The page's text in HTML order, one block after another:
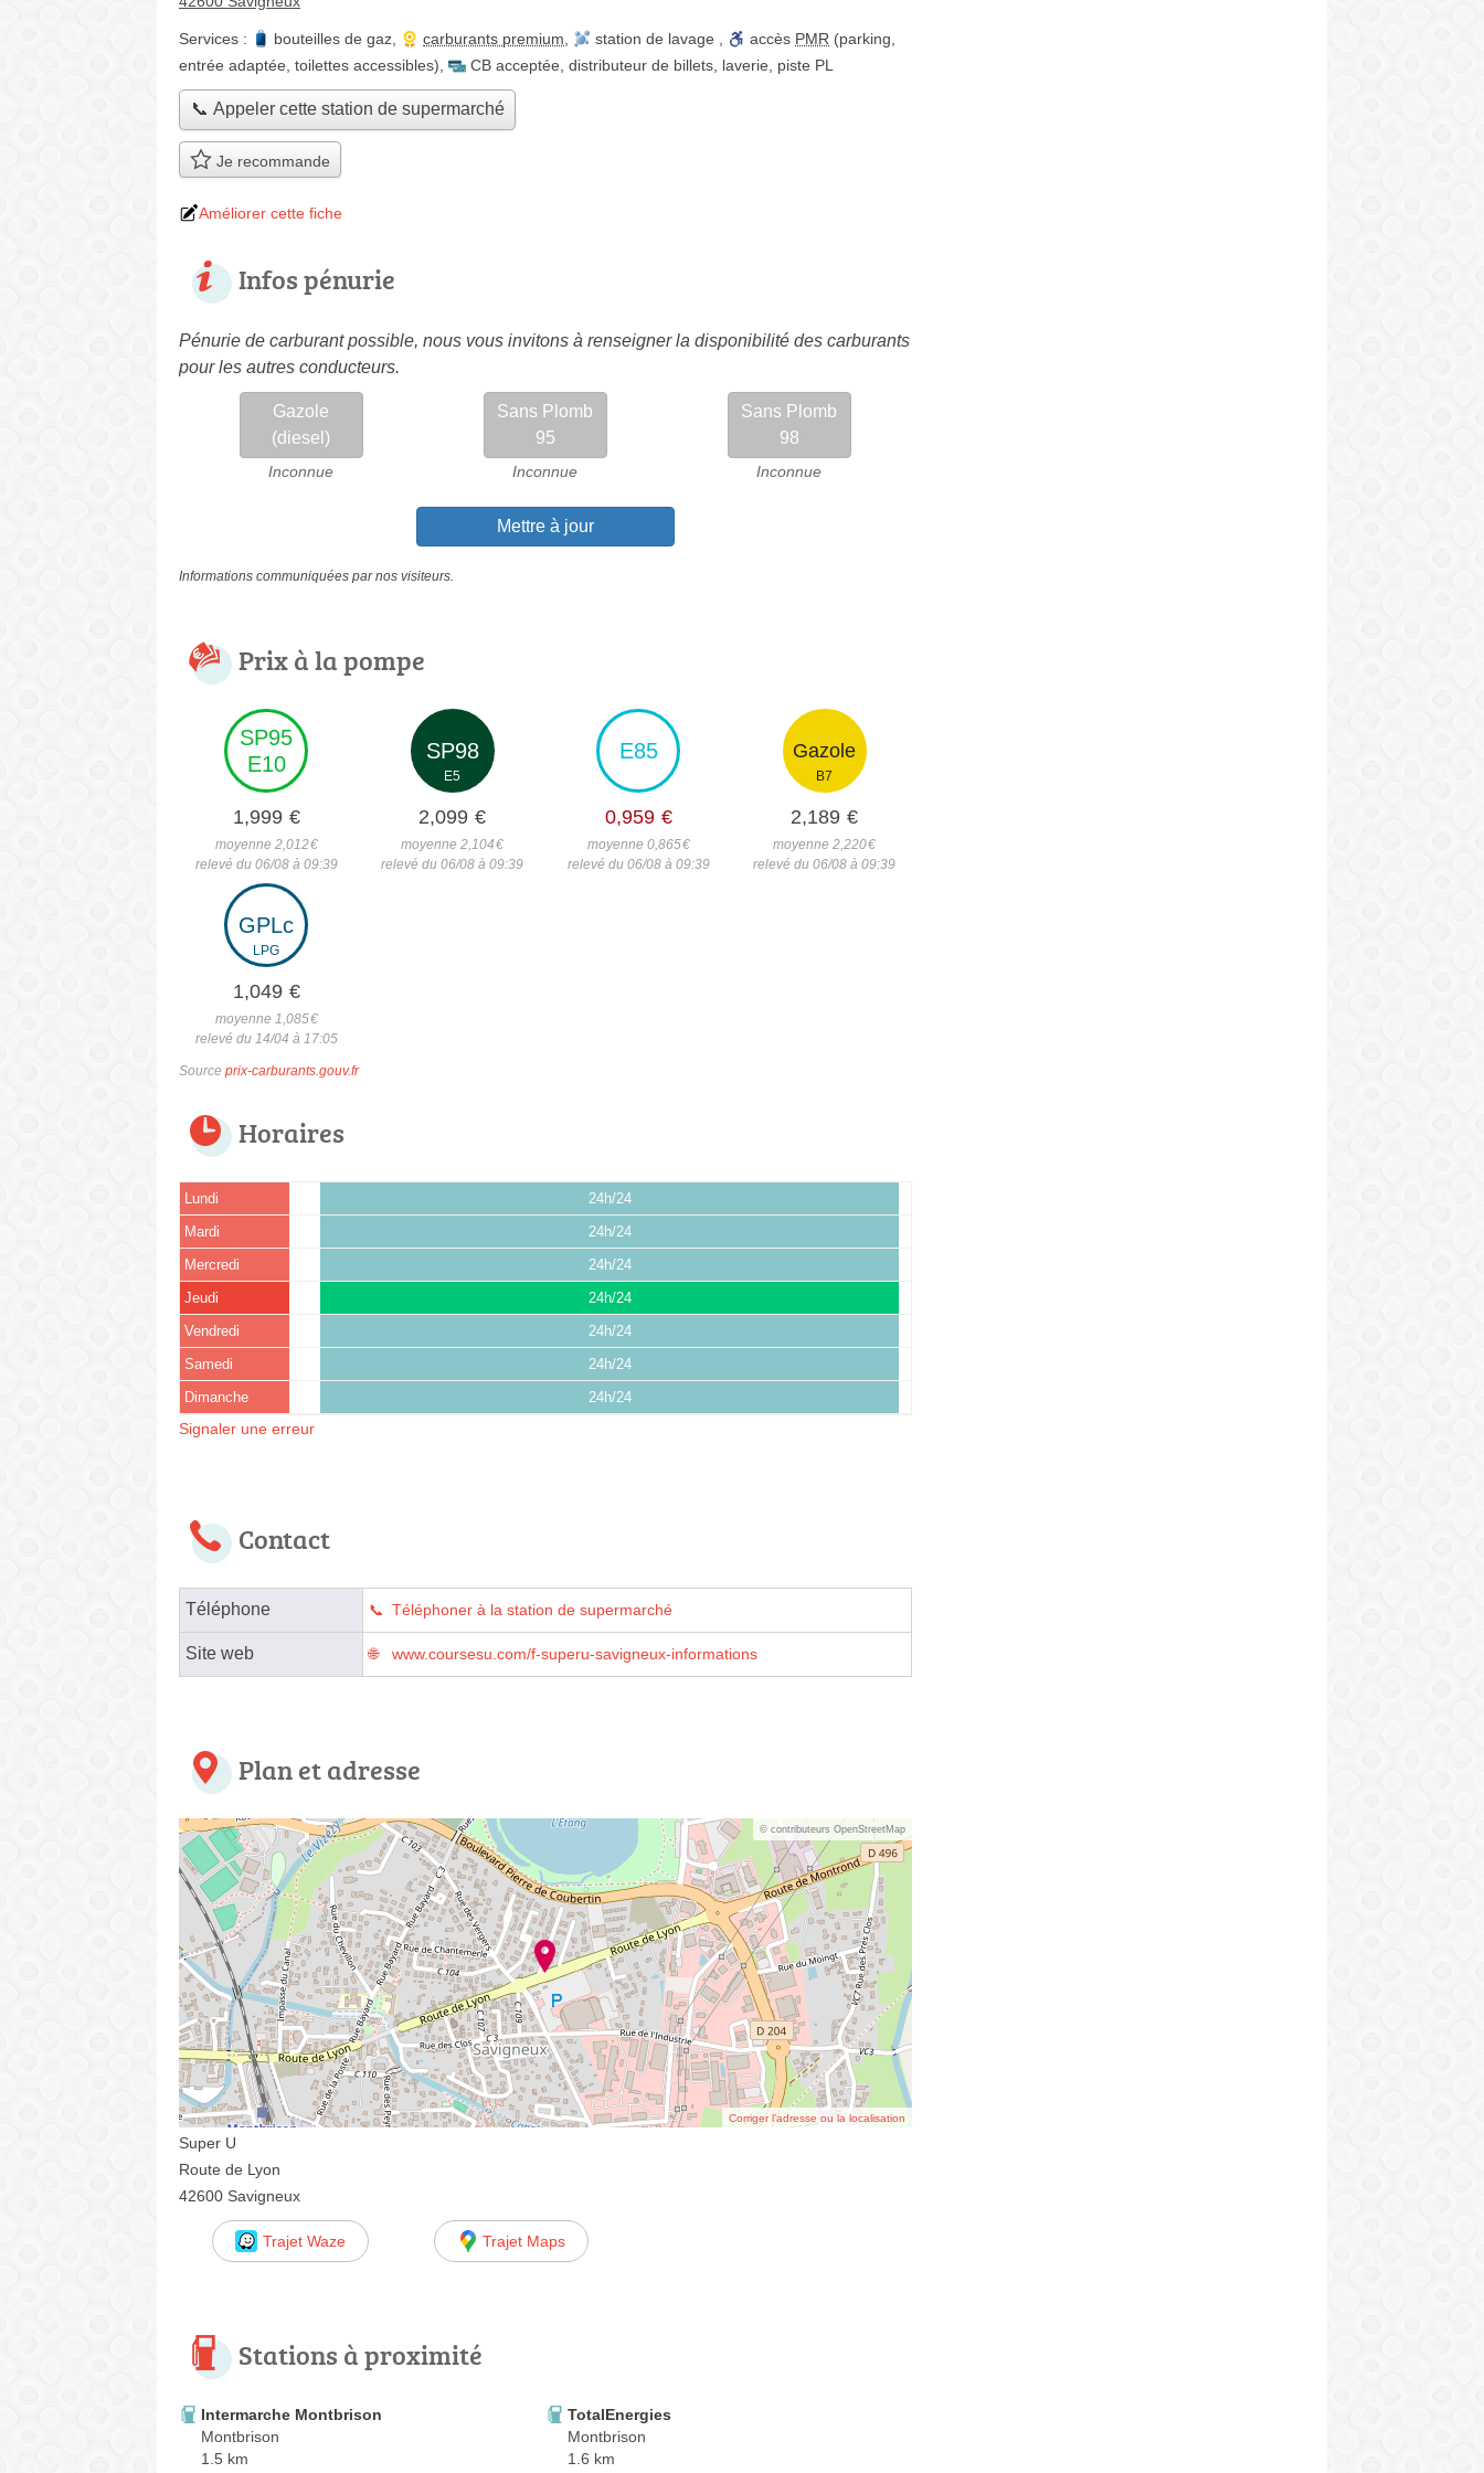
Services : bouteilles de gaz carburants premium station de lavage accès PMR (parking,
entrée adaptée, toilettes accessibles)
CB acceptée distributeur de billets laverie piste PL
📞 Appeler cette station de supermarché
Je recommande
Améliorer cette fiche
Infos pénurie
Pénurie de carburant possible, nous vous invitons à renseigner la disponibilité des carburants
pour les autres conducteurs.
Gazole
(diesel)
Inconnue
Sans Plomb
95
Inconnue
Sans Plomb
98
Inconnue
Mettre à jour
Informations communiquées par nos visiteurs.
Prix à la pompe
SP95
E10
1,999 €
moyenne 2,012€
relevé du 06/08 à 09:39
SP98
E5
2,099 €
moyenne 2,104€
relevé du 06/08 à 09:39
E85
0,959 €
moyenne 0,865€
relevé du 06/08 à 09:39
Gazole
B7
2,189 €
moyenne 2,220€
relevé du 06/08 à 09:39
GPLc
LPG
1,049 €
moyenne 1,085€
relevé du 14/04 à 17:05
Source prix-carburants.gouv.fr
Horaires
Lundi 24h/24
Mardi 24h/24
Mercredi 24h/24
Jeudi 24h/24
Vendredi 24h/24
Samedi 24h/24
Dimanche 24h/24
Signaler une erreur
Contact
Téléphone Téléphoner à la station de supermarché
Site web www.coursesu.com/f-superu-savigneux-informations
Plan et adresse
© contributeurs OpenStreetMap
Corriger l’adresse ou la localisation
Super U
Route de Lyon
42600 Savigneux
Trajet Waze Trajet Maps
Stations à proximité
Intermarche Montbrison
Montbrison
1.5 km
TotalEnergies
Montbrison
1.6 km